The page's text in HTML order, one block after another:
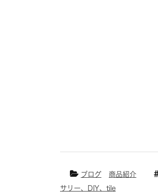
ブログ 商品紹介
サリー、DIY、tile